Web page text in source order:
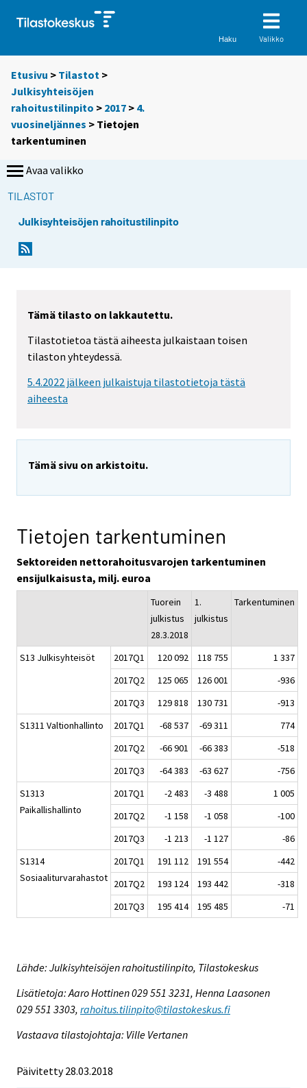
Haku Valikko
Etusivu > Tilastot >
Julkisyhteisöjen
rahoitustilinpito > 2017 > 4.
vuosineljännes > Tietojen
tarkentuminen
Avaa valikko
TILASTOT
Julkisyhteisöjen rahoitustilinpito
Tämä tilasto on lakkautettu.
Tilastotietoa tästä aiheesta julkaistaan toisen
tilaston yhteydessä.
5.4.2022 jälkeen julkaistuja tilastotietoja tästä
aiheesta
Tämä sivu on arkistoitu.
Tietojen tarkentuminen
Sektoreiden nettorahoitusvarojen tarkentuminen
ensijulkaisusta, milj. euroa
Tuorein
julkistus
28.3.2018
1.
julkistus
Tarkentuminen
S13 Julkisyhteisöt 2017Q1 120 092 118 755
1 337
2017Q2
125 065 126 001
-936
2017Q3
129 818 130 731
-913
S1311 Valtionhallinto
2017Q1 -68 537 -69 311
774
2017Q2
-66 901 -66 383
-518
2017Q3
-64 383 -63 627
-756
S1313
Paikallishallinto
2017Q1 -2 483 -3 488
1 005
2017Q2
-1 158 -1 058
-100
2017Q3
-1 213 -1 127
-86
S1314
Sosiaaliturvarahastot
2017Q1 191 112 191 554
-442
2017Q2
193 124 193 442
-318
2017Q3
195 414 195 485 -71
Lähde: Julkisyhteisöjen rahoitustilinpito, Tilastokeskus
Lisätietoja: Aaro Hottinen 029 551 3231, Henna Laasonen
029 551 3303, rahoitus.tilinpito@tilastokeskus.fi
Vastaava tilastojohtaja: Ville Vertanen
Päivitetty 28.03.2018